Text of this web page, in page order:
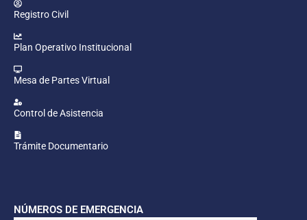
Registro Civil
Plan Operativo Institucional
Mesa de Partes Virtual
Control de Asistencia
Trámite Documentario
NÚMEROS DE EMERGENCIA